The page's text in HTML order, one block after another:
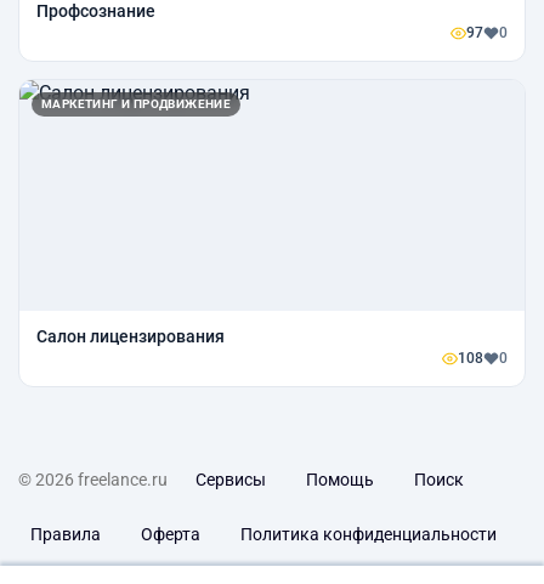
Профсознание
97 0
МАРКЕТИНГ И ПРОДВИЖЕНИЕ
Салон лицензирования
108 0
© 2026 freelance.ru Сервисы Помощь Поиск
Правила Оферта Политика конфиденциальности